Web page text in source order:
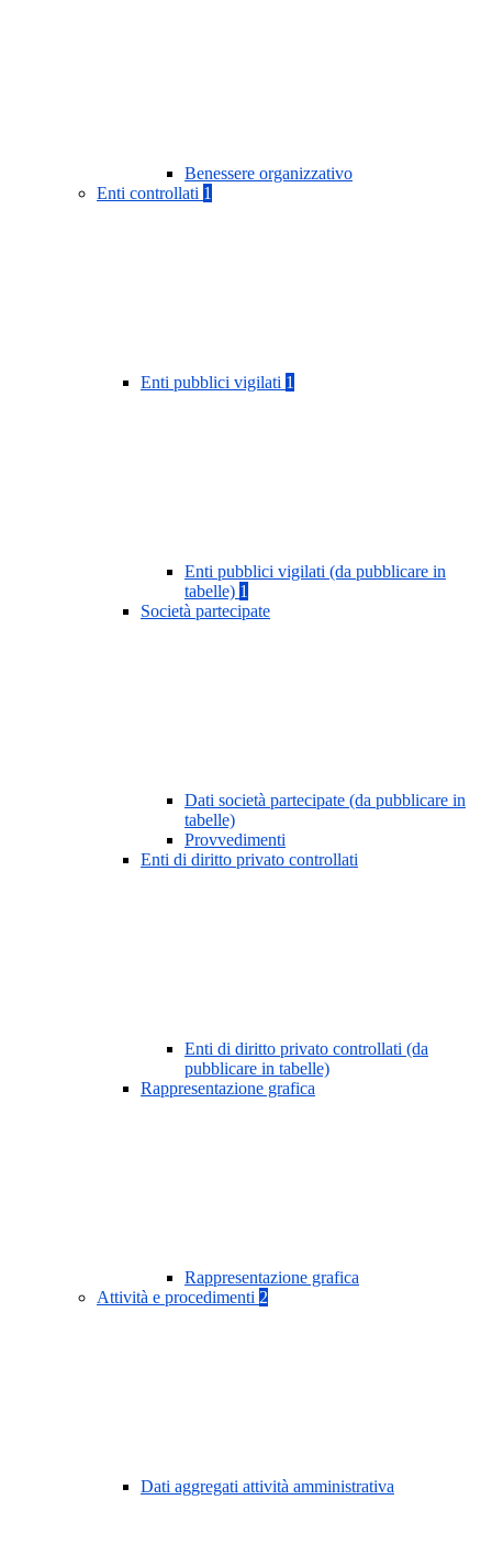
Benessere organizzativo
Enti controllati 1
Enti pubblici vigilati 1
Enti pubblici vigilati (da pubblicare in
tabelle) 1
Società partecipate
Dati società partecipate (da pubblicare in
tabelle)
Provvedimenti
Enti di diritto privato controllati
Enti di diritto privato controllati (da
pubblicare in tabelle)
Rappresentazione grafica
Rappresentazione grafica
Attività e procedimenti 2
Dati aggregati attività amministrativa